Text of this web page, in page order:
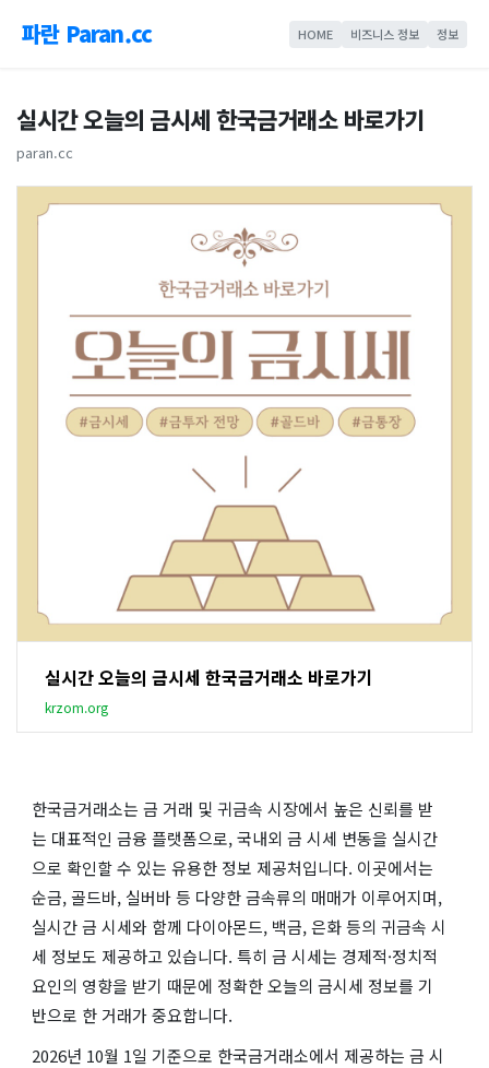
파란 Paran.cc HOME 비즈니스 정보 정보
실시간 오늘의 금시세 한국금거래소 바로가기
paran.cc
실시간 오늘의 금시세 한국금거래소 바로가기
krzom.org
한국금거래소는 금 거래 및 귀금속 시장에서 높은 신뢰를 받
는 대표적인 금융 플랫폼으로, 국내외 금 시세 변동을 실시간
으로 확인할 수 있는 유용한 정보 제공처입니다. 이곳에서는
순금, 골드바, 실버바 등 다양한 금속류의 매매가 이루어지며,
실시간 금 시세와 함께 다이아몬드, 백금, 은화 등의 귀금속 시
세 정보도 제공하고 있습니다. 특히 금 시세는 경제적·정치적
요인의 영향을 받기 때문에 정확한 오늘의 금시세 정보를 기
반으로 한 거래가 중요합니다.
2026년 10월 1일 기준으로 한국금거래소에서 제공하는 금 시